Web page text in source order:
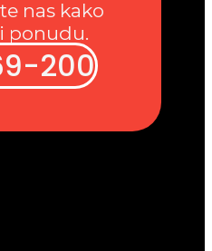
nas kako
ponudu.
200